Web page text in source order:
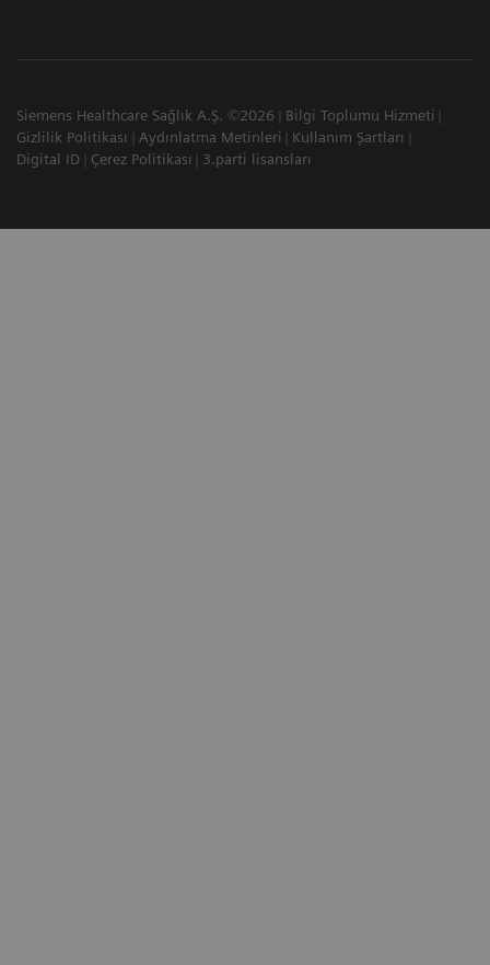
Siemens Healthcare Sağlık A.Ş. ©2026
Bilgi Toplumu Hizmeti
Gizlilik Politikası
Aydınlatma Metinleri
Kullanım Şartları
Digital ID
Çerez Politikası 3.parti lisansları